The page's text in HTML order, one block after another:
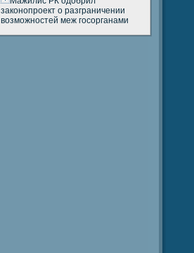
законопроект о разграничении
возможностей меж госорганами